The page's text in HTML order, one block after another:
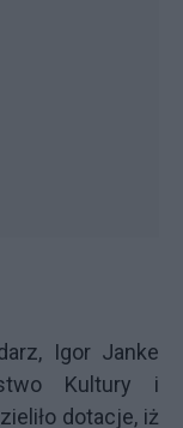
Igor Janke
Kultury i
dotacje, iż